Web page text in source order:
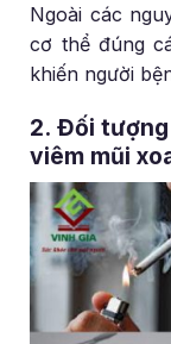
Ngoài các
cơ thể đúng
khiến người
2. Đối
viêm mũi